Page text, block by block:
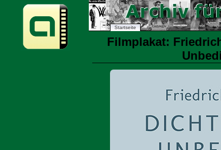
Startseite
Filmplakat: